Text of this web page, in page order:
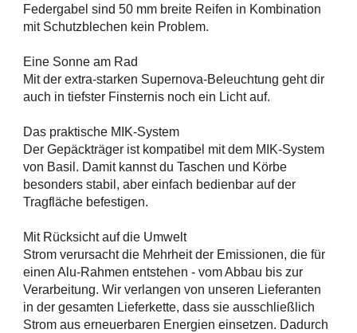
Federgabel sind 50 mm breite Reifen in Kombination
mit Schutzblechen kein Problem.
Eine Sonne am Rad
Mit der extra-starken Supernova-Beleuchtung geht dir
auch in tiefster Finsternis noch ein Licht auf.
Das praktische MIK-System
Der Gepäckträger ist kompatibel mit dem MIK-System
von Basil. Damit kannst du Taschen und Körbe
besonders stabil, aber einfach bedienbar auf der
Tragfläche befestigen.
Mit Rücksicht auf die Umwelt
Strom verursacht die Mehrheit der Emissionen, die für
einen Alu-Rahmen entstehen - vom Abbau bis zur
Verarbeitung. Wir verlangen von unseren Lieferanten
in der gesamten Lieferkette, dass sie ausschließlich
Strom aus erneuerbaren Energien einsetzen. Dadurch